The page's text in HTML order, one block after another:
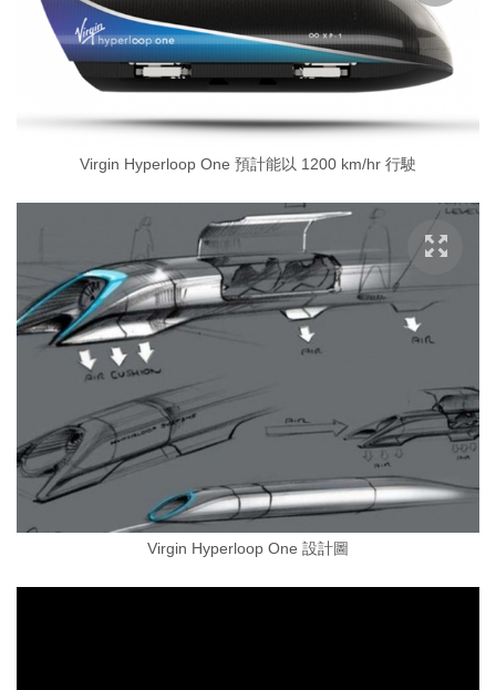
Virgin Hyperloop One 預計能以 1200 km/hr 行駛
Virgin Hyperloop One 設計圖